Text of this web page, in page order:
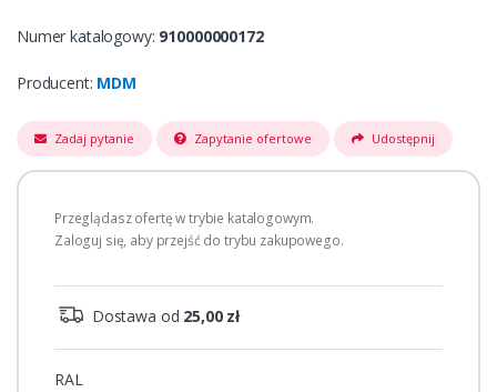
Numer katalogowy: 910000000172
Producent: MDM
Zadaj pytanie Zapytanie ofertowe Udostępnij
Przeglądasz ofertę w trybie katalogowym.
Zaloguj się, aby przejść do trybu zakupowego.
Dostawa od 25,00 zł
RAL